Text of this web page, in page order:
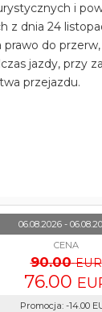
i
z dnia 24
prawo do
jazdy, przy
przejazdu.
06.08.2026 -
CENA
90.00 EUR
76.00
Promocja: -14.00